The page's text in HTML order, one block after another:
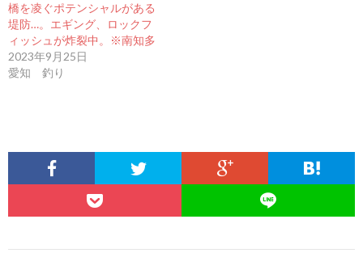
橋を凌ぐポテンシャルがある
堤防…。エギング、ロックフ
ィッシュが炸裂中。※南知多
2023年9月25日
愛知 釣り